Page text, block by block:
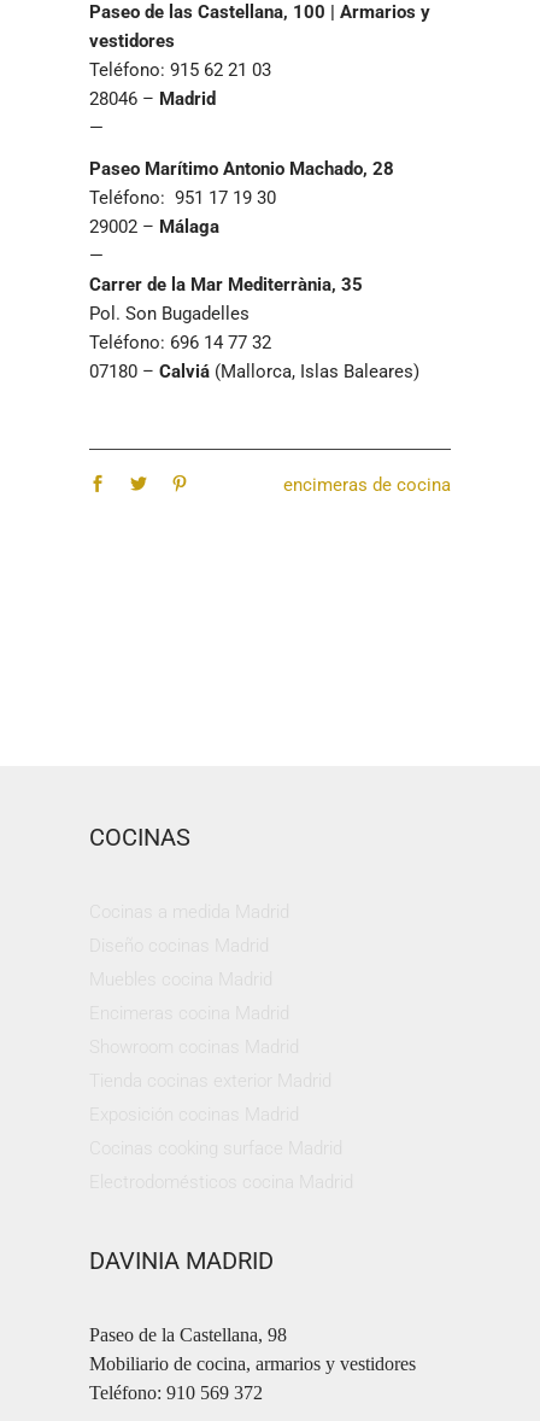
Paseo de las Castellana, 100 | Armarios y
vestidores
Teléfono: 915 62 21 03
28046 – Madrid
—
Paseo Marítimo Antonio Machado, 28
Teléfono: 951 17 19 30
29002 – Málaga
—
Carrer de la Mar Mediterrània, 35
Pol. Son Bugadelles
Teléfono: 696 14 77 32
07180 – Calviá (Mallorca, Islas Baleares)
encimeras de cocina
COCINAS
DAVINIA MADRID
Paseo de la Castellana, 98
Mobiliario de cocina, armarios y vestidores
Teléfono: 910 569 372